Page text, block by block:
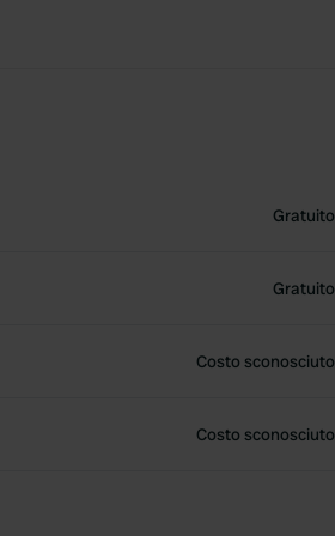
Gratuito
Gratuito
Costo sconosciuto
Costo sconosciuto